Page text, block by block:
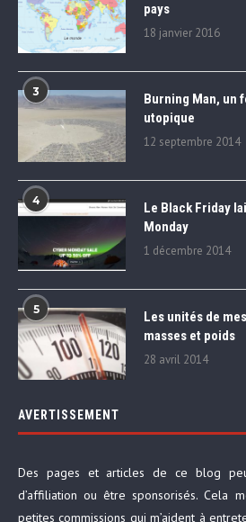
pays
18 janvier 2016
3
Burning Man, un
utopique
12 septembre 2014
4
Le Black Friday
Monday
1 décembre 2014
5
Les unités de
masses et poids
28 avril 2014
AVERTISSEMENT
Des pages et articles de ce blog
d’affiliation ou être sponsorisés. Cela
petites commissions qui m’aident à